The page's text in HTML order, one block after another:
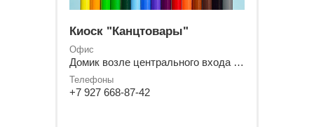
Киоск "Канцтовары"
Офис
Домик возле центрального входа в здание "Чувашгосснаб""
Телефоны
+7 927 668-87-42